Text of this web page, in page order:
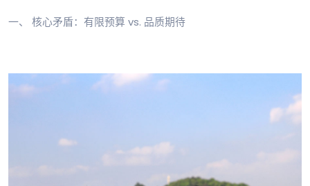
一、 核心矛盾：有限预算 vs. 品质期待